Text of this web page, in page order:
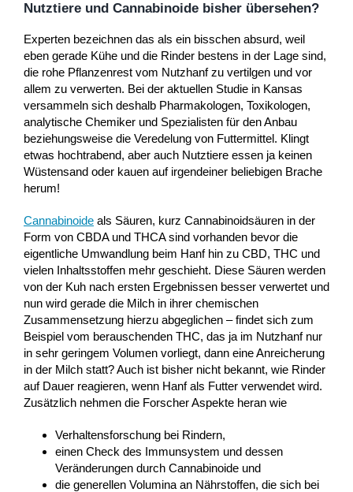
Nutztiere und Cannabinoide bisher übersehen?
Experten bezeichnen das als ein bisschen absurd, weil
eben gerade Kühe und die Rinder bestens in der Lage sind,
die rohe Pflanzenrest vom Nutzhanf zu vertilgen und vor
allem zu verwerten. Bei der aktuellen Studie in Kansas
versammeln sich deshalb Pharmakologen, Toxikologen,
analytische Chemiker und Spezialisten für den Anbau
beziehungsweise die Veredelung von Futtermittel. Klingt
etwas hochtrabend, aber auch Nutztiere essen ja keinen
Wüstensand oder kauen auf irgendeiner beliebigen Brache
herum!
Cannabinoide als Säuren, kurz Cannabinoidsäuren in der
Form von CBDA und THCA sind vorhanden bevor die
eigentliche Umwandlung beim Hanf hin zu CBD, THC und
vielen Inhaltsstoffen mehr geschieht. Diese Säuren werden
von der Kuh nach ersten Ergebnissen besser verwertet und
nun wird gerade die Milch in ihrer chemischen
Zusammensetzung hierzu abgeglichen – findet sich zum
Beispiel vom berauschenden THC, das ja im Nutzhanf nur
in sehr geringem Volumen vorliegt, dann eine Anreicherung
in der Milch statt? Auch ist bisher nicht bekannt, wie Rinder
auf Dauer reagieren, wenn Hanf als Futter verwendet wird.
Zusätzlich nehmen die Forscher Aspekte heran wie
Verhaltensforschung bei Rindern,
einen Check des Immunsystem und dessen
Veränderungen durch Cannabinoide und
die generellen Volumina an Nährstoffen, die sich bei